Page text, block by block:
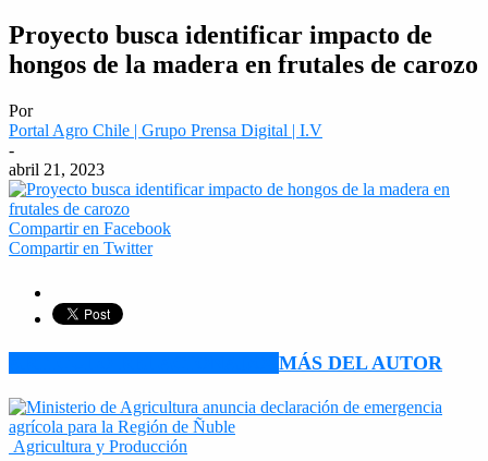
Proyecto busca identificar impacto de
hongos de la madera en frutales de carozo
Por
Portal Agro Chile | Grupo Prensa Digital | I.V
-
abril 21, 2023
Compartir en Facebook
Compartir en Twitter
MÁS DEL AUTOR
Agricultura y Producción